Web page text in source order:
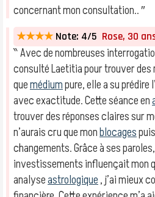
concernant mon consultation.. ″
★★★★ Note: 4/5 Rose, 30
‶ Avec de nombreuses
consulté Laetitia pour trouver des
quemédiumpure, elle a su prédire
avec exactitude. Cette séance en
trouver des réponses claires sur
n’aurais cru que monblocages
changements. Grâce à ses
investissements influençait mon
analyseastrologique, j’ai mieux